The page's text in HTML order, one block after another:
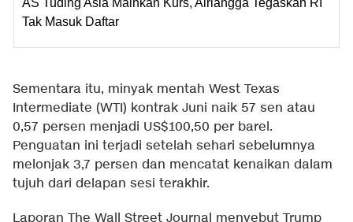
Tak Masuk Daftar
Sementara itu, minyak mentah West Texas
Intermediate (WTI) kontrak Juni naik 57 sen atau
0,57 persen menjadi US$100,50 per barel.
Penguatan ini terjadi setelah sehari sebelumnya
melonjak 3,7 persen dan mencatat kenaikan dalam
tujuh dari delapan sesi terakhir.
Laporan The Wall Street Journal menyebut Trump